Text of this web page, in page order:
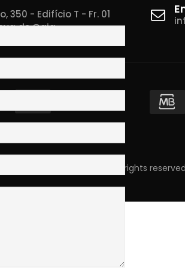
350 - Edifício T - Fr. 01
de Gaia
© 2023 Skpro, Lda. All rights